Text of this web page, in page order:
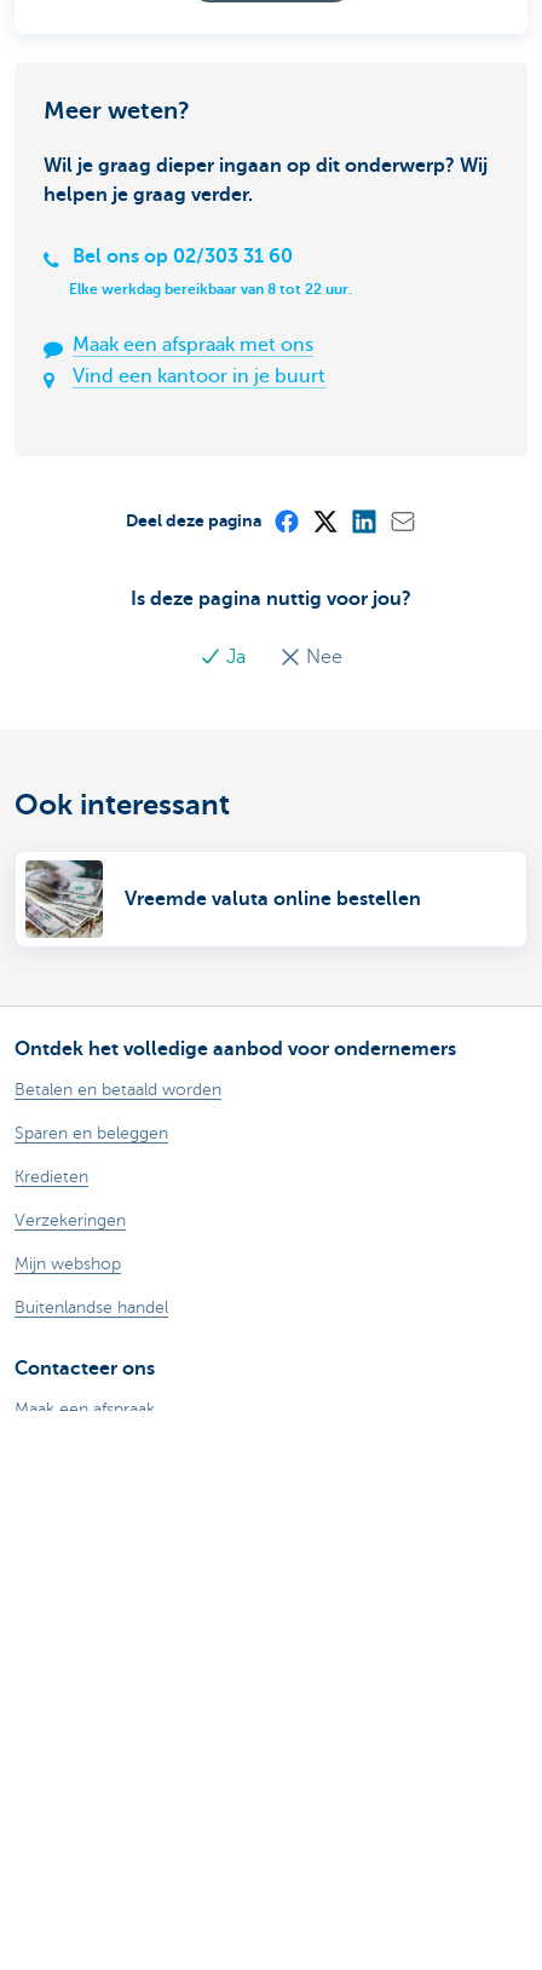
Meer weten?
Wil je graag dieper ingaan op dit onderwerp? Wij
helpen je graag verder.
Bel ons op 02/303 31 60
Elke werkdag bereikbaar van 8 tot 22 uur.
Maak een afspraak met ons
Vind een kantoor in je buurt
Is deze pagina nuttig voor jou?
Ja Nee
Deel deze pagina
Ook interessant
Vreemde valuta online bestellen
Ontdek het volledige aanbod voor ondernemers
Betalen en betaald worden
Sparen en beleggen
Kredieten
Verzekeringen
Mijn webshop
Buitenlandse handel
Contacteer ons
Maak een afspraak